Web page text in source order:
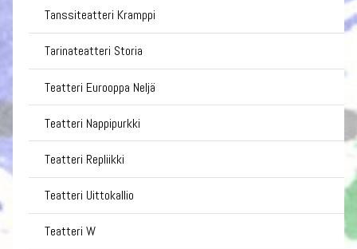
Tanssiteatteri Kramppi
Tarinateatteri Storia
Teatteri Eurooppa Neljä
Teatteri Nappipurkki
Teatteri Repliikki
Teatteri Uittokallio
Teatteri W